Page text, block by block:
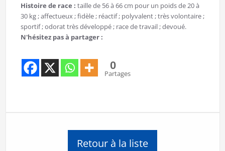
Histoire de race : taille de 56 à 66 cm pour un poids de 20 à
30 kg ; affectueux ; fidèle ; réactif ; polyvalent ; très volontaire ;
sportif ; odorat très développé ; race de travail ; devoué.
N'hésitez pas à partager :
0
Partages
Retour à la liste